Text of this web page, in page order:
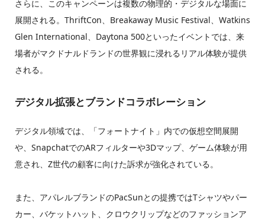
さらに、このキャンペーンは複数の物理的・デジタルな場面に
展開される。ThriftCon、Breakaway Music Festival、Watkins
Glen International、Daytona 500といったイベントでは、来
場者がマクドナルドランドの世界観に浸れるリアル体験が提供
される。
デジタル拡張とブランドコラボレーション
デジタル領域では、「フォートナイト」内での仮想空間展開
や、SnapchatでのARフィルターや3Dマップ、ゲーム体験が用
意され、Z世代の顧客に向けた訴求が強化されている。
また、アパレルブランドのPacSunとの提携ではTシャツやパー
カー、バケットハット、クロウクリップなどのファッションア